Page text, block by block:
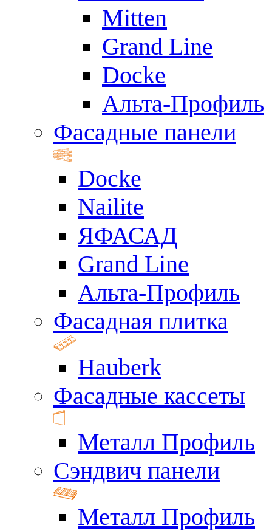
Mitten
Grand Line
Docke
Альта-Профиль
Фасадные панели
Docke
Nailite
ЯФАСАД
Grand Line
Альта-Профиль
Фасадная плитка
Hauberk
Фасадные кассеты
Металл Профиль
Сэндвич панели
Металл Профиль